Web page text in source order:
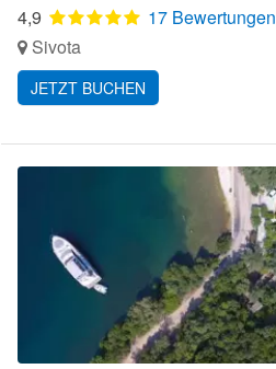
4,9
17 Bewertungen
Sivota
JETZT BUCHEN